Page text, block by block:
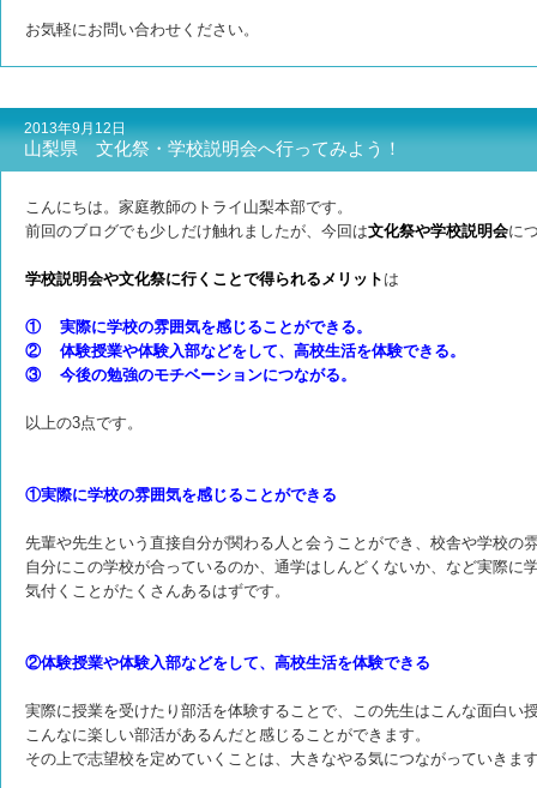
お気軽にお問い合わせください。
2013年9月12日
山梨県 文化祭・学校説明会へ行ってみよう！
こんにちは。家庭教師のトライ山梨本部です。
前回のブログでも少しだけ触れましたが、今回は文化祭や学校説明会に
学校説明会や文化祭に行くことで得られるメリット は
① 実際に学校の雰囲気を感じることができる。
② 体験授業や体験入部などをして、高校生活を体験できる。
③ 今後の勉強のモチベーションにつながる。
以上の3点です。
①実際に学校の雰囲気を感じることができる
先輩や先生という直接自分が関わる人と会うことができ、校舎や学校の
自分にこの学校が合っているのか、通学はしんどくないか、など実際に
気付くことがたくさんあるはずです。
②体験授業や体験入部などをして、高校生活を体験できる
実際に授業を受けたり部活を体験することで、この先生はこんな面白い
こんなに楽しい部活があるんだと感じることができます。
その上で志望校を定めていくことは、大きなやる気につながっていきま